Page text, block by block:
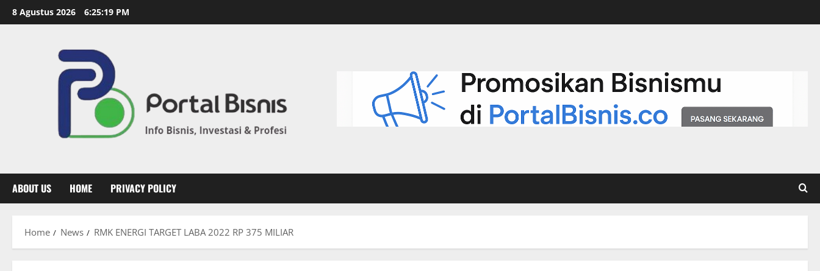
8 Agustus 2026 6:25:20 PM
ABOUT US HOME PRIVACY POLICY
Home News RMK ENERGI TARGET LABA 2022 RP 375 MILIAR